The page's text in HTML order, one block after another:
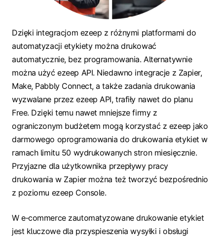
Dzięki integracjom ezeep z różnymi platformami do
automatyzacji etykiety można drukować
automatycznie, bez programowania. Alternatywnie
można użyć ezeep API. Niedawno integracje z Zapier,
Make, Pabbly Connect, a także zadania drukowania
wyzwalane przez ezeep API, trafiły nawet do planu
Free. Dzięki temu nawet mniejsze firmy z
ograniczonym budżetem mogą korzystać z ezeep jako
darmowego oprogramowania do drukowania etykiet w
ramach limitu 50 wydrukowanych stron miesięcznie.
Przyjazne dla użytkownika przepływy pracy
drukowania w Zapier można też tworzyć bezpośrednio
z poziomu ezeep Console.
W e‑commerce zautomatyzowane drukowanie etykiet
jest kluczowe dla przyspieszenia wysyłki i obsługi